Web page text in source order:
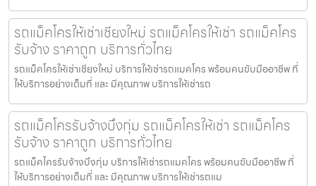
รถแม็คโครให้เช่าเชียงใหม่ รถแม็คโครให้เช่า รถแม็คโคร
รับจ้าง ราคาถูก บริการทั่วไทย
รถแม็คโครให้เช่าเชียงใหม่ บริการให้เช่ารถแมคโคร พร้อมคนขับมืออาชีพ ที่
ให้บริการอย่างเต็มที่ และ มีคุณภาพ บริการให้เช่ารถ
รถแม็คโครรับจ้างบึงกุ่ม รถแม็คโครให้เช่า รถแม็คโคร
รับจ้าง ราคาถูก บริการทั่วไทย
รถแม็คโครรับจ้างบึงกุ่ม บริการให้เช่ารถแมคโคร พร้อมคนขับมืออาชีพ ที่
ให้บริการอย่างเต็มที่ และ มีคุณภาพ บริการให้เช่ารถแม